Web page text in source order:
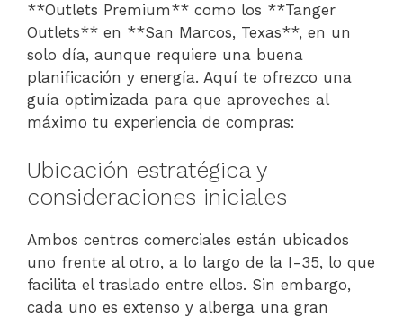
**Outlets Premium** como los **Tanger
Outlets** en **San Marcos, Texas**, en un
solo día, aunque requiere una buena
planificación y energía. Aquí te ofrezco una
guía optimizada para que aproveches al
máximo tu experiencia de compras:
Ubicación estratégica y
consideraciones iniciales
Ambos centros comerciales están ubicados
uno frente al otro, a lo largo de la I-35, lo que
facilita el traslado entre ellos. Sin embargo,
cada uno es extenso y alberga una gran